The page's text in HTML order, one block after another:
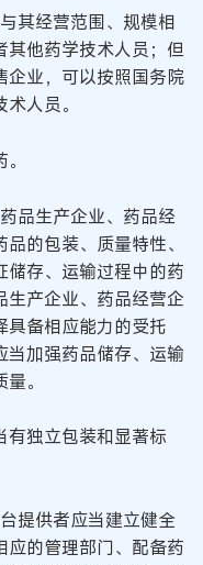
其经营范围、规模相
其他药学技术人员；但
企业，可以按照国务院
人员。
品生产企业、药品经
的包装、质量特性、
储存、运输过程中的药
生产企业、药品经营企
具备相应能力的受托
当加强药品储存、运输
。
有独立包装和显著标
提供者应当建立健全
应的管理部门、配备药